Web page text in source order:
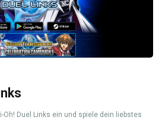
Oh! Duel Links ein und spiele dein liebstes